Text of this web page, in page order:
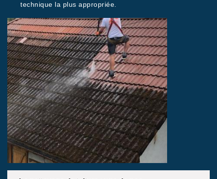
technique la plus appropriée.